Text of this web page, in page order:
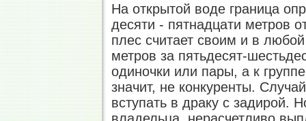
На открытой воде граница
десяти - пятнадцати метров
плес считает своим и в
метров за пятьдесят-
одиночки или пары, а к
значит, не конкуренты.
вступать в драку с задирой.